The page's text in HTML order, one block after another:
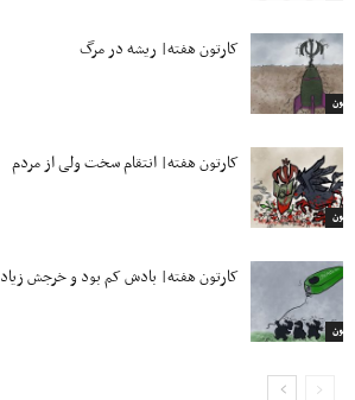
کارتون
کارتون هفته| ریشه در مرگ
کارتون
کارتون هفته| انتقام سخت ولی از مردم
کارتون
کارتون هفته| بادش کم بود و خرجش زیاد